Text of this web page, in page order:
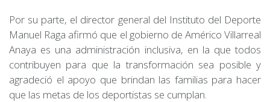
Por su parte, el director general del Instituto del Deporte
Manuel Raga afirmó que el gobierno de Américo Villarreal
Anaya es una administración inclusiva, en la que todos
contribuyen para que la transformación sea posible y
agradeció el apoyo que brindan las familias para hacer
que las metas de los deportistas se cumplan.